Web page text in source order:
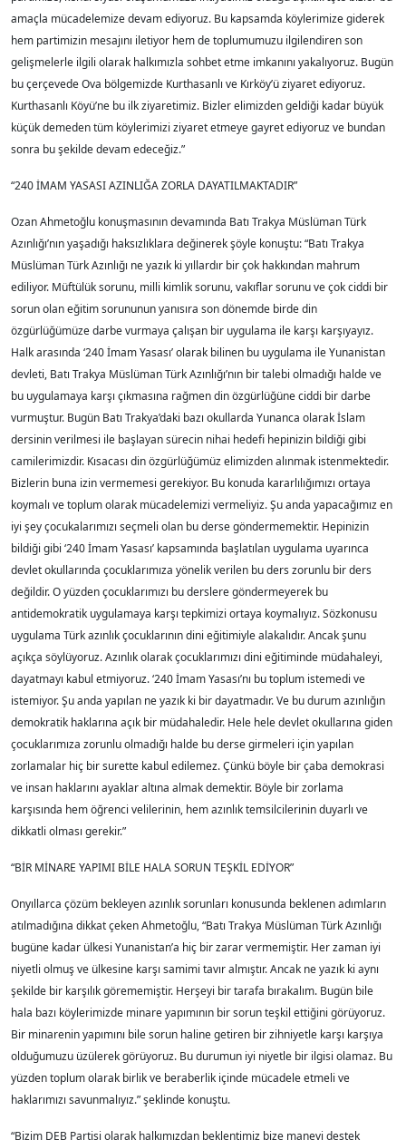
amaçla mücadelemize devam ediyoruz. Bu kapsamda köylerimize giderek
hem partimizin mesajını iletiyor hem de toplumumuzu ilgilendiren son
gelişmelerle ilgili olarak halkımızla sohbet etme imkanını yakalıyoruz. Bugün
bu çerçevede Ova bölgemizde Kurthasanlı ve Kırköy’ü ziyaret ediyoruz.
Kurthasanlı Köyü’ne bu ilk ziyaretimiz. Bizler elimizden geldiği kadar büyük
küçük demeden tüm köylerimizi ziyaret etmeye gayret ediyoruz ve bundan
sonra bu şekilde devam edeceğiz.”
“240 İMAM YASASI AZINLIĞA ZORLA DAYATILMAKTADIR”
Ozan Ahmetoğlu konuşmasının devamında Batı Trakya Müslüman Türk
Azınlığı’nın yaşadığı haksızlıklara değinerek şöyle konuştu: “Batı Trakya
Müslüman Türk Azınlığı ne yazık ki yıllardır bir çok hakkından mahrum
ediliyor. Müftülük sorunu, milli kimlik sorunu, vakıflar sorunu ve çok ciddi bir
sorun olan eğitim sorununun yanısıra son dönemde birde din
özgürlüğümüze darbe vurmaya çalışan bir uygulama ile karşı karşıyayız.
Halk arasında ‘240 İmam Yasası’ olarak bilinen bu uygulama ile Yunanistan
devleti, Batı Trakya Müslüman Türk Azınlığı’nın bir talebi olmadığı halde ve
bu uygulamaya karşı çıkmasına rağmen din özgürlüğüne ciddi bir darbe
vurmuştur. Bugün Batı Trakya’daki bazı okullarda Yunanca olarak İslam
dersinin verilmesi ile başlayan sürecin nihai hedefi hepinizin bildiği gibi
camilerimizdir. Kısacası din özgürlüğümüz elimizden alınmak istenmektedir.
Bizlerin buna izin vermemesi gerekiyor. Bu konuda kararlılığımızı ortaya
koymalı ve toplum olarak mücadelemizi vermeliyiz. Şu anda yapacağımız en
iyi şey çocukalarımızı seçmeli olan bu derse göndermemektir. Hepinizin
bildiği gibi ‘240 İmam Yasası’ kapsamında başlatılan uygulama uyarınca
devlet okullarında çocuklarımıza yönelik verilen bu ders zorunlu bir ders
değildir. O yüzden çocuklarımızı bu derslere göndermeyerek bu
antidemokratik uygulamaya karşı tepkimizi ortaya koymalıyız. Sözkonusu
uygulama Türk azınlık çocuklarının dini eğitimiyle alakalıdır. Ancak şunu
açıkça söylüyoruz. Azınlık olarak çocuklarımızı dini eğitiminde müdahaleyi,
dayatmayı kabul etmiyoruz. ‘240 İmam Yasası’nı bu toplum istemedi ve
istemiyor. Şu anda yapılan ne yazık ki bir dayatmadır. Ve bu durum azınlığın
demokratik haklarına açık bir müdahaledir. Hele hele devlet okullarına giden
çocuklarımıza zorunlu olmadığı halde bu derse girmeleri için yapılan
zorlamalar hiç bir surette kabul edilemez. Çünkü böyle bir çaba demokrasi
ve insan haklarını ayaklar altına almak demektir. Böyle bir zorlama
karşısında hem öğrenci velilerinin, hem azınlık temsilcilerinin duyarlı ve
dikkatli olması gerekir.”
“BİR MİNARE YAPIMI BİLE HALA SORUN TEŞKİL EDİYOR”
Onyıllarca çözüm bekleyen azınlık sorunları konusunda beklenen adımların
atılmadığına dikkat çeken Ahmetoğlu, “Batı Trakya Müslüman Türk Azınlığı
bugüne kadar ülkesi Yunanistan’a hiç bir zarar vermemiştir. Her zaman iyi
niyetli olmuş ve ülkesine karşı samimi tavır almıştır. Ancak ne yazık ki aynı
şekilde bir karşılık görememiştir. Herşeyi bir tarafa bırakalım. Bugün bile
hala bazı köylerimizde minare yapımının bir sorun teşkil ettiğini görüyoruz.
Bir minarenin yapımını bile sorun haline getiren bir zihniyetle karşı karşıya
olduğumuzu üzülerek görüyoruz. Bu durumun iyi niyetle bir ilgisi olamaz. Bu
yüzden toplum olarak birlik ve beraberlik içinde mücadele etmeli ve
haklarımızı savunmalıyız.” şeklinde konuştu.
“Bizim DEB Partisi olarak halkımızdan beklentimiz bize manevi destek